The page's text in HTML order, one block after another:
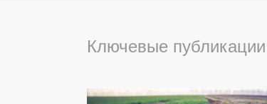
Ключевые публикации